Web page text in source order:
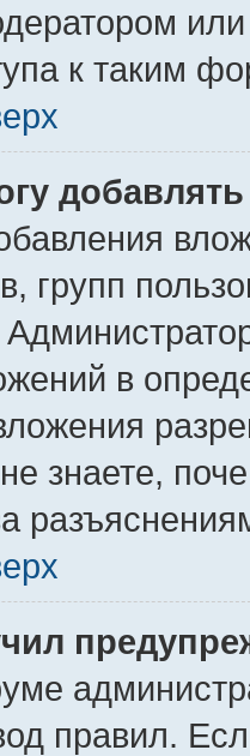
к таким
групп
в
знаете,
правил.